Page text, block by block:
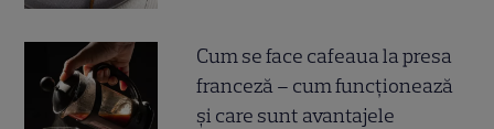
Cum se face cafeaua la presa
franceză – cum funcționează
și care sunt avantajele